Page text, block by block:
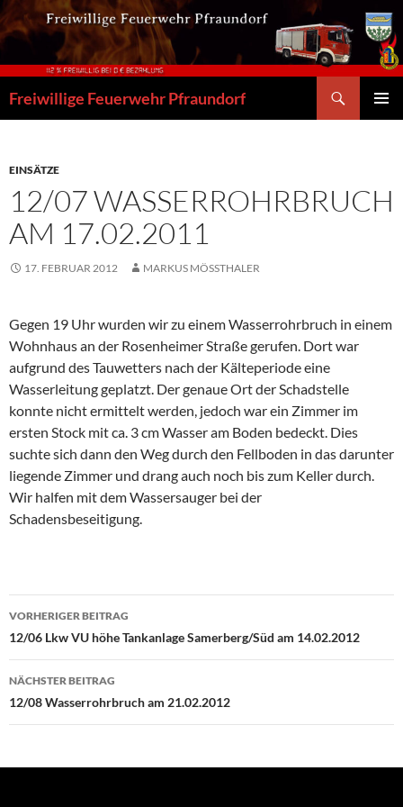
Zum
Inhalt
springen
Freiwillige Feuerwehr Pfraundorf
EINSÄTZE
12/07 WASSERROHRBRUCH
AM 17.02.2011
17. FEBRUAR 2012 MARKUS MÖSSTHALER
Gegen 19 Uhr wurden wir zu einem Wasserrohrbruch in einem
Wohnhaus an der Rosenheimer Straße gerufen. Dort war
aufgrund des Tauwetters nach der Kälteperiode eine
Wasserleitung geplatzt. Der genaue Ort der Schadstelle
konnte nicht ermittelt werden, jedoch war ein Zimmer im
ersten Stock mit ca. 3 cm Wasser am Boden bedeckt. Dies
suchte sich dann den Weg durch den Fellboden in das darunter
liegende Zimmer und drang auch noch bis zum Keller durch.
Wir halfen mit dem Wassersauger bei der
Schadensbeseitigung.
Beitragsnavigation
VORHERIGER BEITRAG
12/06 Lkw VU höhe Tankanlage Samerberg/Süd am 14.02.2012
NÄCHSTER BEITRAG
12/08 Wasserrohrbruch am 21.02.2012